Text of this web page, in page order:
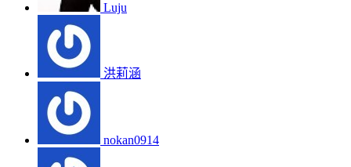
Luju
洪莉涵
nokan0914